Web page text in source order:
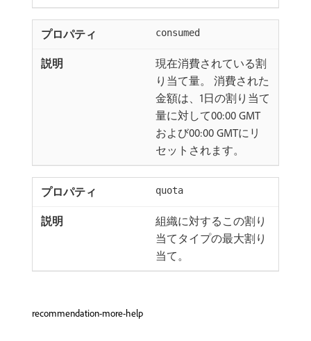
consumed
現在消費されている割
り当て量。 消費された
金額は、1日の割り当て
量に対して00:00 GMT
および00:00 GMTにリ
セットされます。
quota
組織に対するこの割り
当てタイプの最大割り
当て。
recommendation-more-help